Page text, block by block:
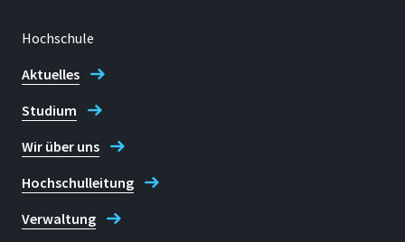
Hochschule
Aktuelles
Studium
Wir über uns
Hochschulleitung
Verwaltung